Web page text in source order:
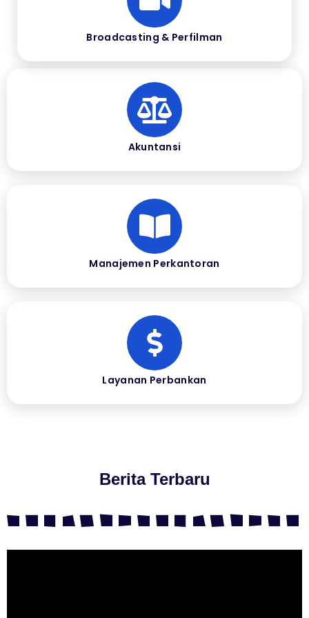
Broadcasting & Perfilman
Akuntansi
Manajemen Perkantoran
Layanan Perbankan
Berita Terbaru